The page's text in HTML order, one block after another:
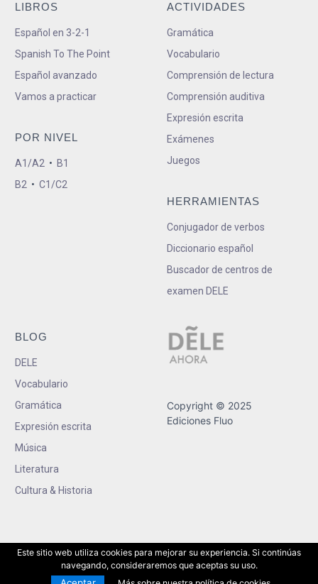
LIBROS
Español en 3-2-1
Spanish To The Point
Español avanzado
Vamos a practicar
POR NIVEL
A1/A2 • B1
B2 • C1/C2
ACTIVIDADES
Gramática
Vocabulario
Comprensión de lectura
Comprensión auditiva
Expresión escrita
Exámenes
Juegos
HERRAMIENTAS
Conjugador de verbos
Diccionario español
Buscador de centros de
examen DELE
BLOG
DELE
Vocabulario
Gramática
Expresión escrita
Música
Literatura
Cultura & Historia
Copyright © 2025
Ediciones Fluo
Este sitio web utiliza cookies para mejorar su experiencia. Si continúas
navegando, consideraremos que aceptas su uso.